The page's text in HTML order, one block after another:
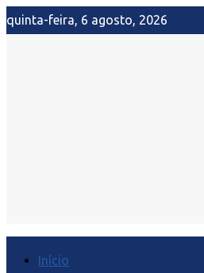
quinta-feira, 6 agosto, 2026
Início